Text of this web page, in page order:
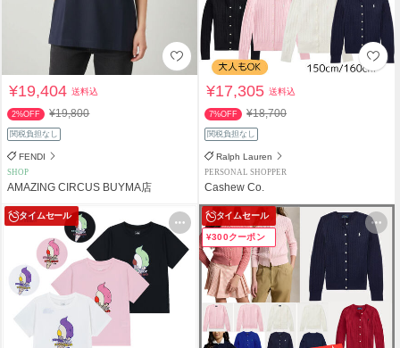
¥19,404送料込
2%OFF ¥19,800
関税負担なし
FENDI
SHOP
AMAZING CIRCUS BUYMA店
¥17,305送料込
7%OFF ¥18,700
関税負担なし
Ralph Lauren
PERSONAL SHOPPER
Cashew Co.
タイムセール タイムセール
¥300クーポン